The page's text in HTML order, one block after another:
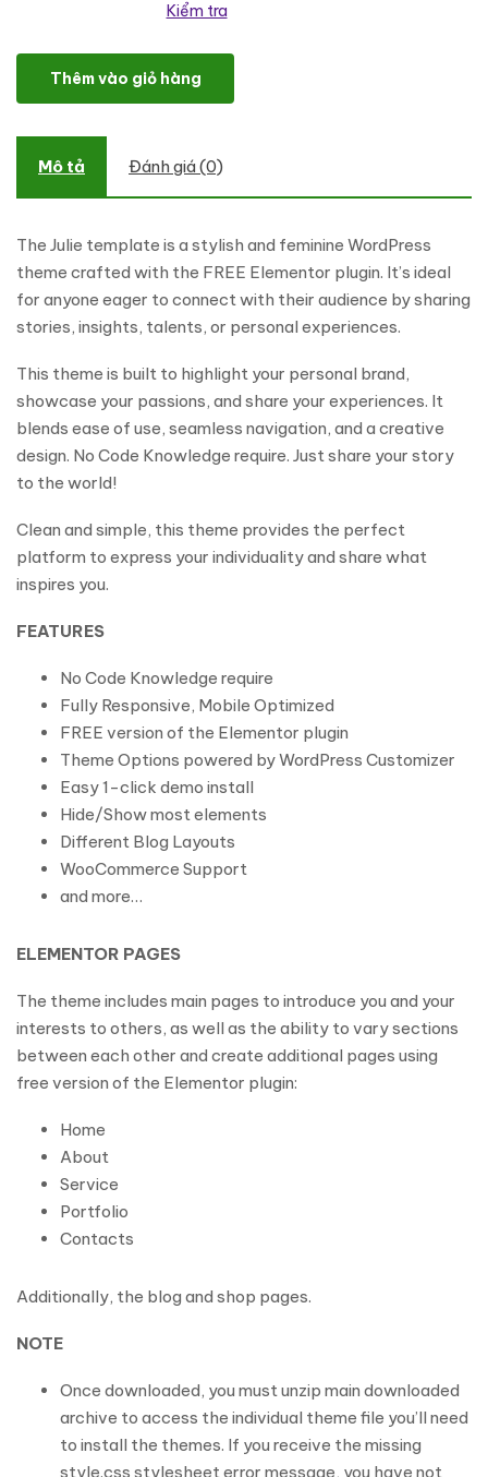
Kiểm tra
Julie - A Personal WordPress Theme số lượng
Thêm vào giỏ hàng
Mô tả Đánh giá (0)
The Julie template is a stylish and feminine WordPress
theme crafted with the FREE Elementor plugin. It’s ideal
for anyone eager to connect with their audience by sharing
stories, insights, talents, or personal experiences.
This theme is built to highlight your personal brand,
showcase your passions, and share your experiences. It
blends ease of use, seamless navigation, and a creative
design. No Code Knowledge require. Just share your story
to the world!
Clean and simple, this theme provides the perfect
platform to express your individuality and share what
inspires you.
FEATURES
No Code Knowledge require
Fully Responsive, Mobile Optimized
FREE version of the Elementor plugin
Theme Options powered by WordPress Customizer
Easy 1-click demo install
Hide/Show most elements
Different Blog Layouts
WooCommerce Support
and more…
ELEMENTOR PAGES
The theme includes main pages to introduce you and your
interests to others, as well as the ability to vary sections
between each other and create additional pages using
free version of the Elementor plugin:
Home
About
Service
Portfolio
Contacts
Additionally, the blog and shop pages.
NOTE
Once downloaded, you must unzip main downloaded
archive to access the individual theme file you’ll need
to install the themes. If you receive the missing
style.css stylesheet error message, you have not